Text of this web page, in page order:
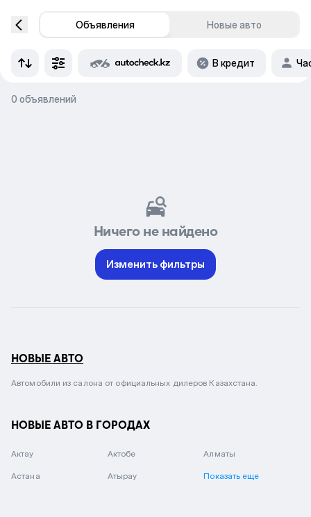
Объявления Новые авто
В кредит
0 объявлений
Ничего не найдено
Изменить фильтры
НОВЫЕ АВТО
Автомобили из салона от официальных дилеров Казахстана.
НОВЫЕ АВТО В ГОРОДАХ
Актау Актобе Алматы
Астана Атырау Показать еще